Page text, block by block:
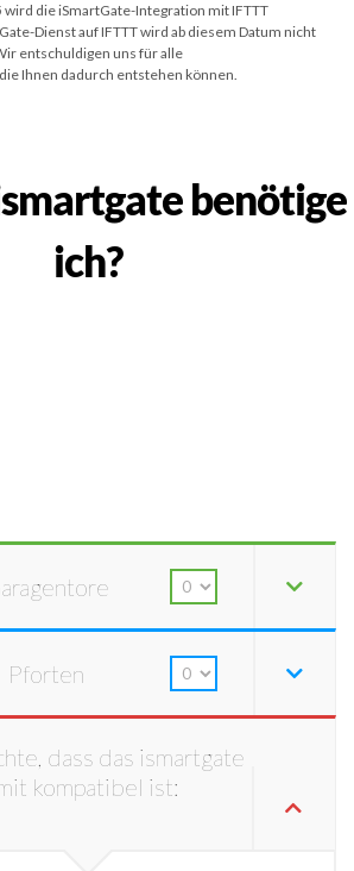
wird die iSmartGate-Integration mit IFTTT
Dienst auf IFTTT wird ab diesem Datum nicht
entschuldigen uns für alle
Ihnen dadurch entstehen können.
benötige
ich?
Pforten
dass das ismartgate
kompatibel ist: